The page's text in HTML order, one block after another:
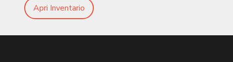
Apri Inventario